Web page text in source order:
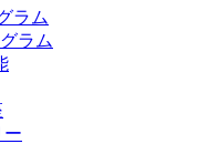
ラム
ラム
ー